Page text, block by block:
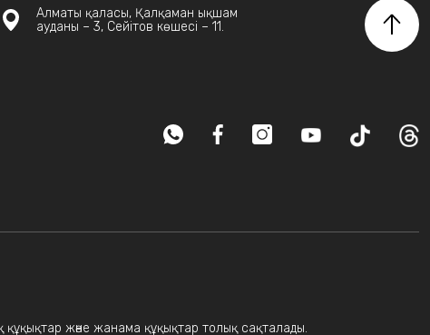
Алматы қаласы, Қалқаман ықшам
ауданы – 3, Сейітов көшесі – 11.
құқықтар және жанама құқықтар толық сақталады.